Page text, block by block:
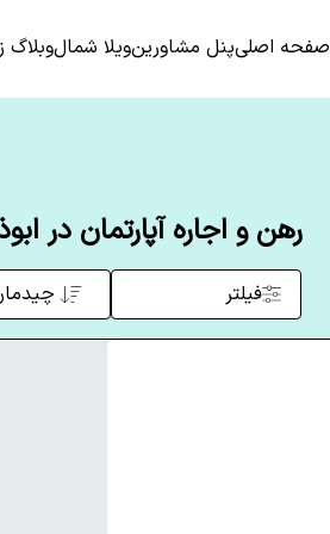
صفحه اصلیپنل مشاورینویلا شمالوبلاگ
رهن و اجاره آپارتمان در
فیلتر